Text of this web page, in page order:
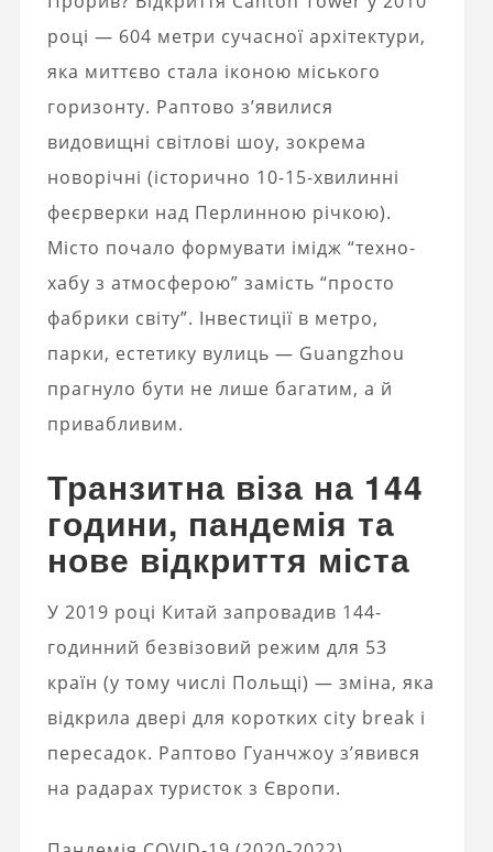
році — 604 метри сучасної архітектури,
яка миттєво стала іконою міського
горизонту. Раптово з’явилися
видовищні світлові шоу, зокрема
новорічні (історично 10-15‑хвилинні
феєрверки над Перлинною річкою).
Місто почало формувати імідж “техно-
хабу з атмосферою” замість “просто
фабрики світу”. Інвестиції в метро,
парки, естетику вулиць — Guangzhou
прагнуло бути не лише багатим, а й
привабливим.
Транзитна віза на 144
години, пандемія та
нове відкриття міста
У 2019 році Китай запровадив 144-
годинний безвізовий режим для 53
країн (у тому числі Польщі) — зміна, яка
відкрила двері для коротких city break і
пересадок. Раптово Гуанчжоу з’явився
на радарах туристок з Європи.